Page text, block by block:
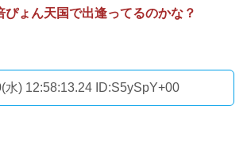
ぴょん天国で出逢ってるのかな？
水) 12:58:13.24 ID:S5ySpY+00